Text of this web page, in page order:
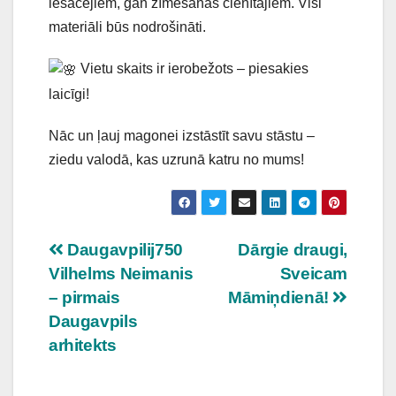
iesācējiem, gan zīmēšanas cienītājiem. Visi
materiāli būs nodrošināti.
Vietu skaits ir ierobežots – piesakies
laicīgi!
Nāc un ļauj magonei izstāstīt savu stāstu –
ziedu valodā, kas uzrunā katru no mums!
Ziņu
izvēlne
Dārgie draugi,
Sveicam
Māmiņdienā!
Daugavpilij750
Vilhelms Neimanis
– pirmais
Daugavpils
arhitekts